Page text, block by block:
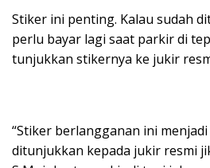
Stiker ini penting. Kalau sudah
perlu bayar lagi saat parkir di
tunjukkan stikernya ke jukir
“Stiker berlangganan ini
ditunjukkan kepada jukir resmi